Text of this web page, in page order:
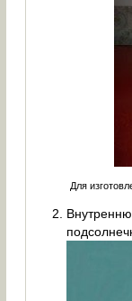
Для